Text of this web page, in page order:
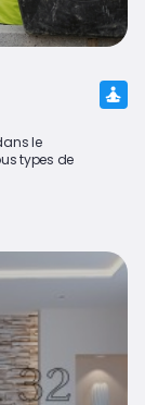
le
types de